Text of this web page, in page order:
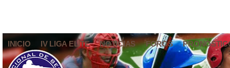
INICIO IV LIGA ELITE NOTICIAS FOROS